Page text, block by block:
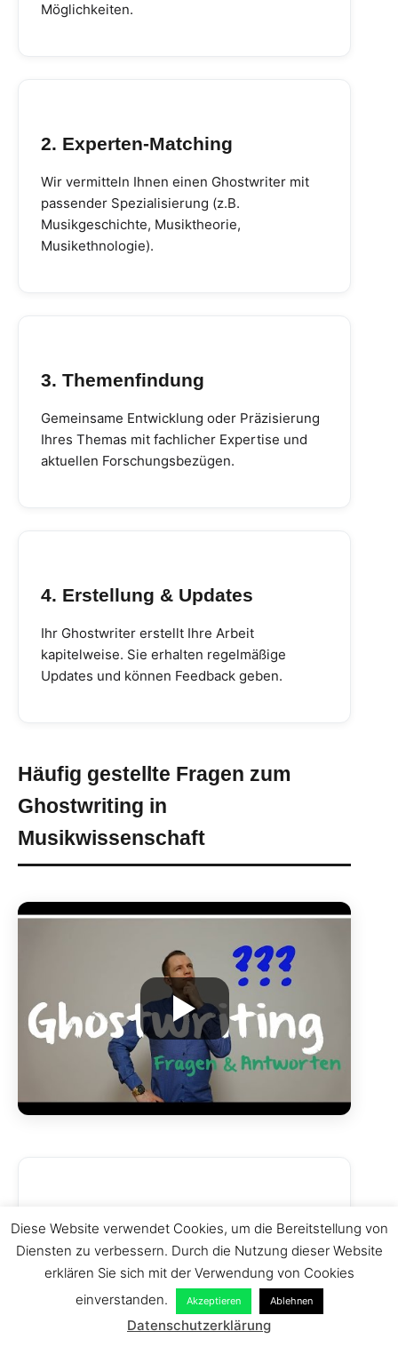
Möglichkeiten.
2. Experten-Matching
Wir vermitteln Ihnen einen Ghostwriter mit
passender Spezialisierung (z.B.
Musikgeschichte, Musiktheorie,
Musikethnologie).
3. Themenfindung
Gemeinsame Entwicklung oder Präzisierung
Ihres Themas mit fachlicher Expertise und
aktuellen Forschungsbezügen.
4. Erstellung & Updates
Ihr Ghostwriter erstellt Ihre Arbeit
kapitelweise. Sie erhalten regelmäßige
Updates und können Feedback geben.
Häufig gestellte Fragen zum
Ghostwriting in
Musikwissenschaft
Können Ihre Ghostwriter auch
musikalische Analysen
erstellen?
Ja, unsere musikwissenschaftlichen
Diese Website verwendet Cookies, um die Bereitstellung von
Diensten zu verbessern. Durch die Nutzung dieser Website
erklären Sie sich mit der Verwendung von Cookies
einverstanden.
Akzeptieren Ablehnen
Datenschutzerklärung